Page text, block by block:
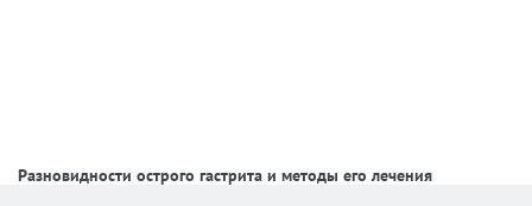
Разновидности острого гастрита и методы его лечения